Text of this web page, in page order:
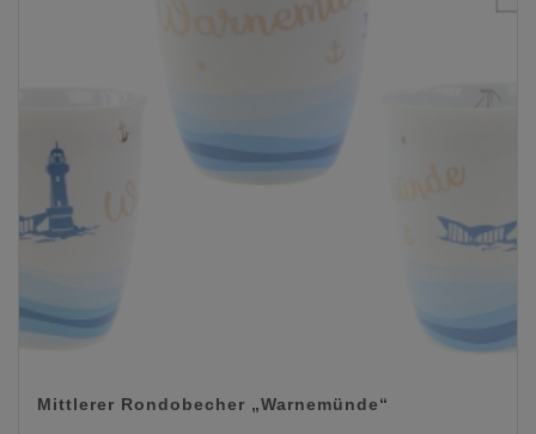
Mittlerer Rondobecher „Warnemünde“